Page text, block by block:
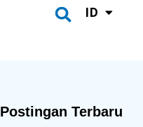
Search
ID
CH
Postingan Terbaru